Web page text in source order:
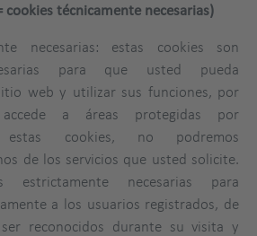
cookies técnicamente necesarias)
necesarias: estas cookies son
para que usted pueda
web y utilizar sus funciones, por
a áreas protegidas por
estas cookies, no podremos
de los servicios que usted solicite.
estrictamente necesarias para
a los usuarios registrados, de
reconocidos durante su visita y